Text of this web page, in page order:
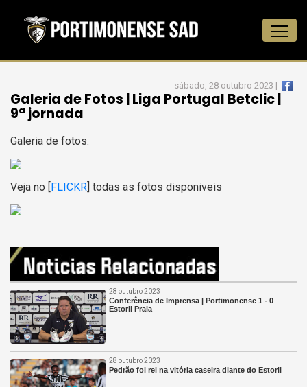
sábado, 28 outubro 2023 |
Galeria de Fotos | Liga Portugal Betclic |
9ª jornada
Galeria de fotos.
Veja no [FLICKR] todas as fotos disponiveis
28 outubro 2023
Conferência de Imprensa | Portimonense 1 - 0
Estoril Praia
28 outubro 2023
Pedrão foi rei na vitória caseira diante do Estoril